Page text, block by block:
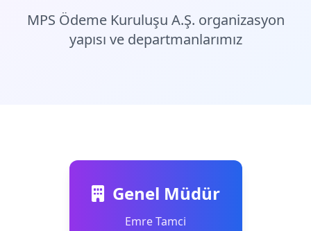
MPS Ödeme Kuruluşu A.Ş. organizasyon
yapısı ve departmanlarımız
Genel Müdür
Emre Tamci